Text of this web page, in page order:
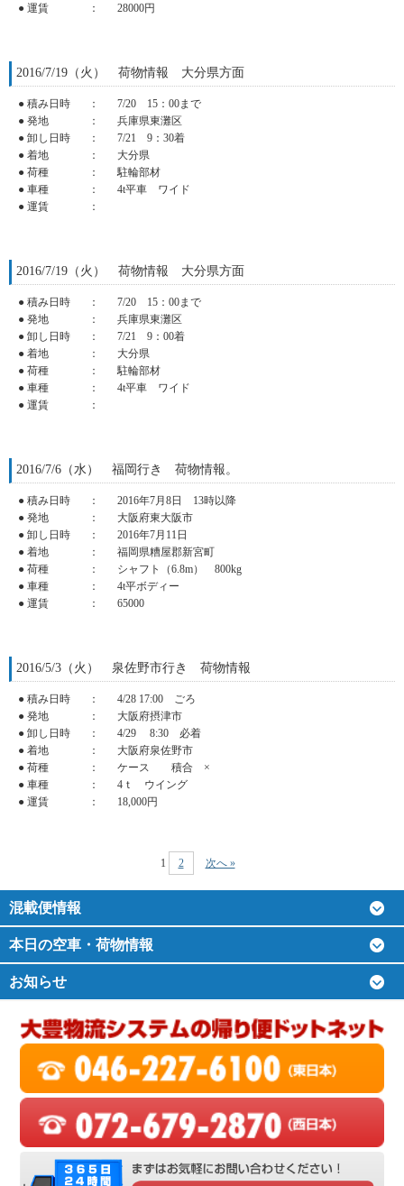
● 運賃
： 28000円
2016/7/19（火） 荷物情報 大分県方面
● 積み日時 ：
7/20 15：00まで
● 発地
：
兵庫県東灘区
● 卸し日時
：
7/21 9：30着
● 着地
：
大分県
● 荷種
：
駐輪部材
● 車種
：
4t平車 ワイド
● 運賃
：
2016/7/19（火） 荷物情報 大分県方面
● 積み日時 ：
7/20 15：00まで
● 発地
：
兵庫県東灘区
● 卸し日時
：
7/21 9：00着
● 着地
：
大分県
● 荷種
：
駐輪部材
● 車種
：
4t平車 ワイド
● 運賃
：
2016/7/6（水） 福岡行き 荷物情報。
● 積み日時 ：
2016年7月8日 13時以降
● 発地
：
大阪府東大阪市
● 卸し日時
：
2016年7月11日
● 着地
：
福岡県糟屋郡新宮町
● 荷種
：
シャフト（6.8m） 800kg
● 車種
：
4t平ボディー
● 運賃
： 65000
2016/5/3（火） 泉佐野市行き 荷物情報
● 積み日時 ：
4/28 17:00 ごろ
● 発地
：
大阪府摂津市
● 卸し日時
：
4/29 8:30 必着
● 着地
：
大阪府泉佐野市
● 荷種
：
ケース 積合 ×
● 車種
：
4ｔ ウイング
● 運賃
： 18,000円
1 2 次へ »
混載便情報
本日の空車・荷物情報
お知らせ